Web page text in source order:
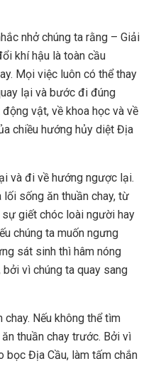
nhở chúng ta rằng – Giải
khí hậu là toàn cầu
Mọi việc luôn có thể thay
lại và bước đi đúng
vật, về khoa học và về
chiều hướng hủy diệt Địa
và đi về hướng ngược lại.
sống ăn thuần chay, từ
giết chóc loài người hay
chúng ta muốn ngưng
sát sinh thì hâm nóng
vì chúng ta quay sang
chay. Nếu không thể tìm
thuần chay trước. Bởi vì
bọc Địa Cầu, làm tấm chắn